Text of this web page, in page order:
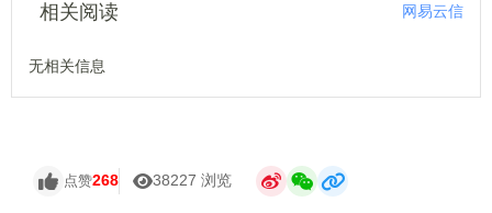
相关阅读 网易云信
无相关信息
点赞268 38227 浏览